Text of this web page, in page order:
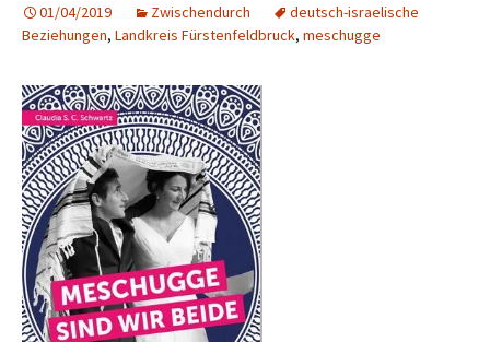
01/04/2019 Zwischendurch
deutsch-israelische
Beziehungen, Landkreis Fürstenfeldbruck, meschugge